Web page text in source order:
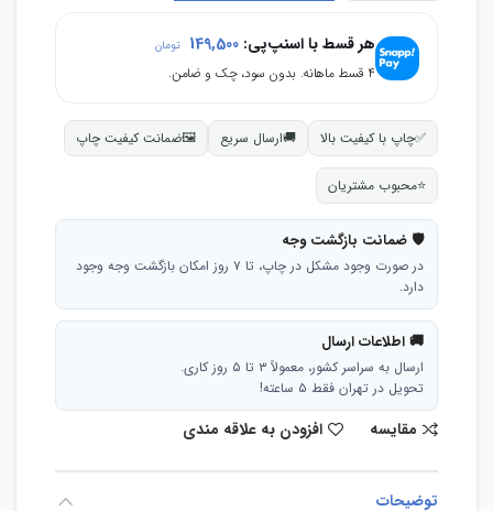
هر قسط با اسنپ‌پی: 149,500 تومان
۴ قسط ماهانه. بدون سود، چک و ضامن.
✅چاپ با کیفیت بالا 🚚ارسال سریع 🖼ضمانت کیفیت چاپ
⭐محبوب مشتریان
🛡 ضمانت بازگشت وجه
در صورت وجود مشکل در چاپ، تا ۷ روز امکان بازگشت وجه وجود
دارد.
🚚 اطلاعات ارسال
ارسال به سراسر کشور، معمولاً ۳ تا ۵ روز کاری.
تحویل در تهران فقط ۵ ساعته!
مقایسه افزودن به علاقه مندی
توضیحات